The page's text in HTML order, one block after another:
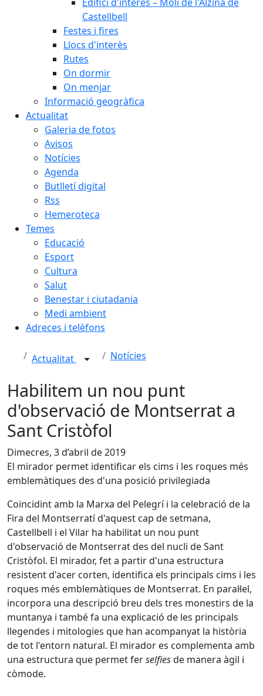
Castellbell
Festes i fires
Llocs d'interès
Rutes
On dormir
On menjar
Informació geogràfica
Actualitat
Galeria de fotos
Avisos
Notícies
Agenda
Butlletí digital
Rss
Hemeroteca
Temes
Educació
Esport
Cultura
Salut
Benestar i ciutadania
Medi ambient
Adreces i telèfons
Actualitat Notícies
Habilitem un nou punt
d'observació de Montserrat a
Sant Cristòfol
Dimecres, 3 d’abril de 2019
El mirador permet identificar els cims i les roques més
emblemàtiques des d'una posició privilegiada
Coincidint amb la Marxa del Pelegrí i la celebració de la
Fira del Montserratí d'aquest cap de setmana,
Castellbell i el Vilar ha habilitat un nou punt
d'observació de Montserrat des del nucli de Sant
Cristòfol. El mirador, fet a partir d'una estructura
resistent d'acer corten, identifica els principals cims i les
roques més emblemàtiques de Montserrat. En paral·lel,
incorpora una descripció breu dels tres monestirs de la
muntanya i també fa una explicació de les principals
llegendes i mitologies que han acompanyat la història
de tot l'entorn natural. El mirador es complementa amb
una estructura que permet ferselfiesde manera àgil i
còmode.